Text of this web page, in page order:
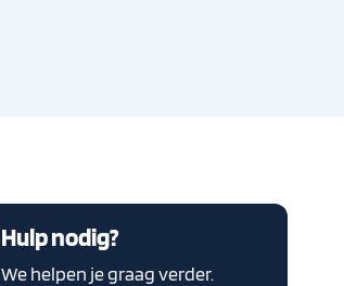
Hulp nodig?
We helpen je graag verder.